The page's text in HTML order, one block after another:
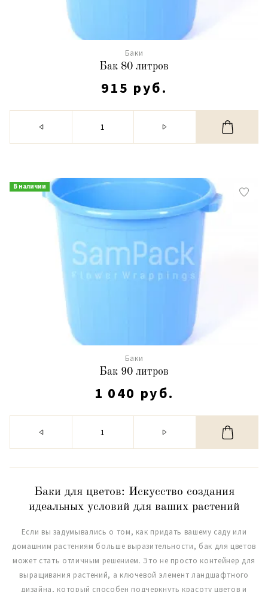
Баки
Бак 80 литров
915 руб.
В наличии
Баки
Бак 90 литров
1 040 руб.
Баки для цветов: Искусство создания
идеальных условий для ваших растений
Если вы задумывались о том, как придать вашему саду или
домашним растениям больше выразительности, бак для цветов
может стать отличным решением. Это не просто контейнер для
выращивания растений, а ключевой элемент ландшафтного
дизайна, который способен подчеркнуть красоту цветов и